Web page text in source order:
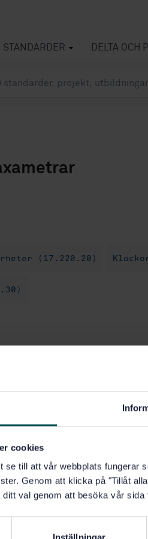
cookies
se till att vår webbplats fungerar
Genom att klicka på "Tillåt
val genom att besöka vår sida
STANDARDER DELTA OCH
(17.220.20)